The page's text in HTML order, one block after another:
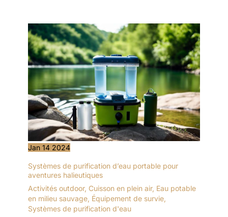
Jan 14 2024
Systèmes de purification d’eau portable pour
aventures halieutiques
Activités outdoor, Cuisson en plein air, Eau potable
en milieu sauvage, Équipement de survie,
Systèmes de purification d'eau